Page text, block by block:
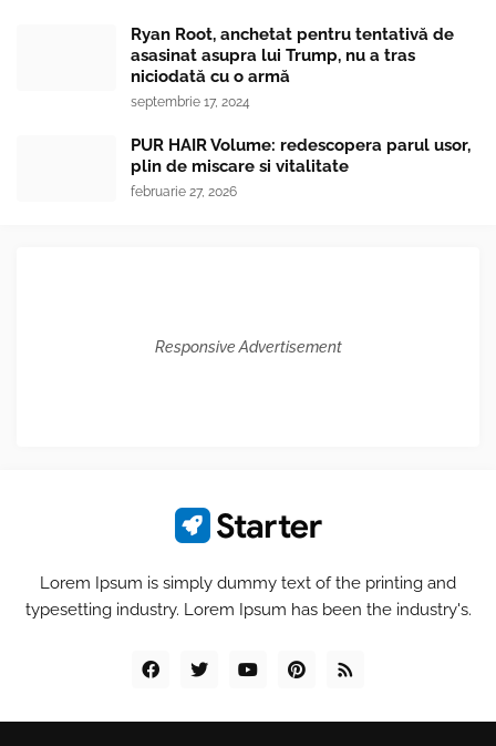
Ryan Root, anchetat pentru tentativă de
asasinat asupra lui Trump, nu a tras
niciodată cu o armă
septembrie 17, 2024
PUR HAIR Volume: redescopera parul usor,
plin de miscare si vitalitate
februarie 27, 2026
Responsive Advertisement
Lorem Ipsum is simply dummy text of the printing and
typesetting industry. Lorem Ipsum has been the industry's.